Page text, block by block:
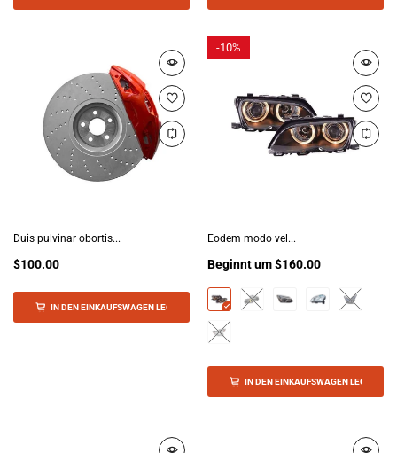
Duis pulvinar obortis...
$100.00
IN DEN EINKAUFSWAGEN LEGEN
-10%
Eodem modo vel...
Beginnt um$160.00
IN DEN EINKAUFSWAGEN LEGEN